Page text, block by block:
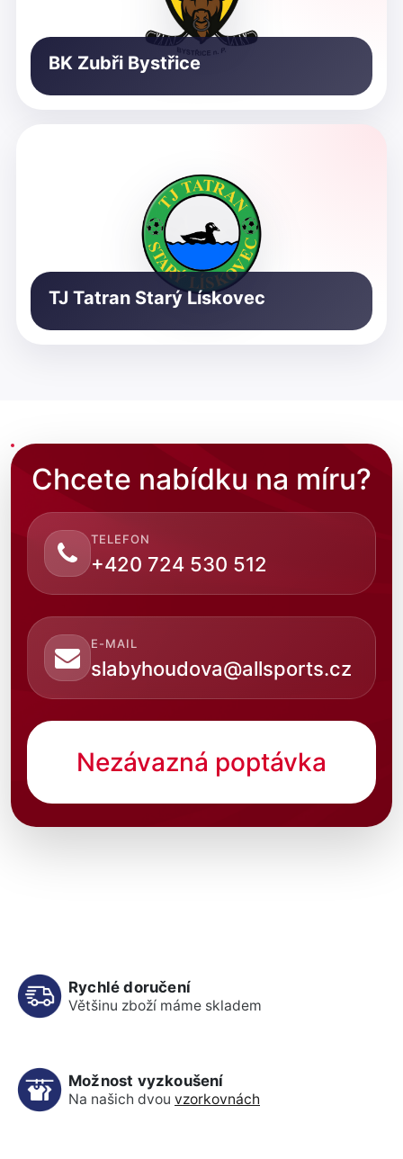
BK Zubři Bystřice
TJ Tatran Starý Lískovec
Chcete nabídku na míru?
TELEFON
+420 724 530 512
E-MAIL
slabyhoudova@allsports.cz
Nezávazná poptávka
Rychlé doručení
Většinu zboží máme skladem
Možnost vyzkoušení
Na našich dvou vzorkovnách